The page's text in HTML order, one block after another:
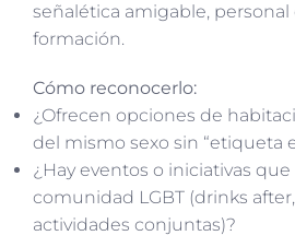
señalética amigable,
formación.
Cómo reconocerlo:
¿Ofrecen opciones de
del mismo sexo sin “etiqueta
¿Hay eventos o iniciativas
comunidad LGBT (drinks
actividades conjuntas)?